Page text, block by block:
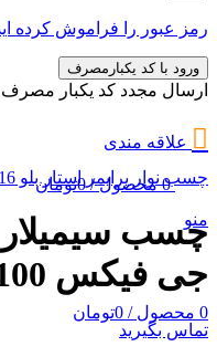
رمز عبور را فراموش کرده
ورود با کد یکبارمصرف
ارسال مجدد کد یکبار مصرف
علاقه مندی
0 محصول /
0تومان
منو
0 محصول /
0تومان
چسب نوار پرایمر استار بلو 16 یارد
چسب
جی فیکس 100 280گرم
تماس بگیرید